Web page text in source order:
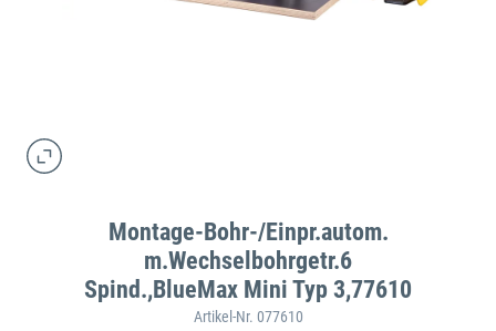
Montage-Bohr-/Einpr.autom.
m.Wechselbohrgetr.6
Spind.,BlueMax Mini Typ 3,77610
Artikel-Nr. 077610